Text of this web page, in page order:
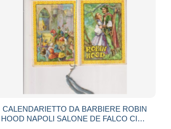
CALENDARIETTO DA BARBIERE ROBIN
HOOD NAPOLI SALONE DE FALCO CIRO